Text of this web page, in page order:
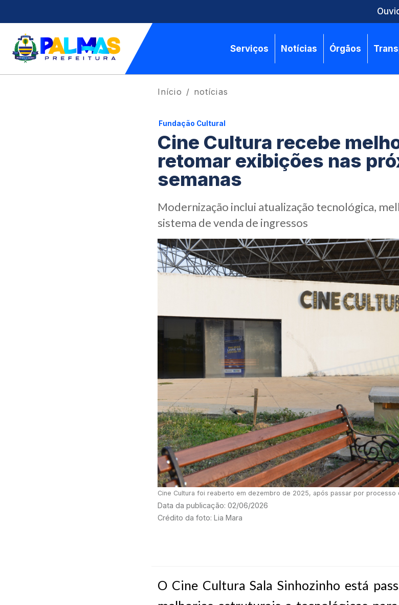
Serviços Notícias Órgãos
Início notícias
Fundação Cultural
Cine Cultura recebe
retomar exibições nas
semanas
Modernização inclui atualização tecnológica,
sistema de venda de ingressos
Cine Cultura foi reaberto em dezembro de 2025, após passar por processo
Data da publicação: 02/06/2026
Crédito da foto: Lia Mara
O Cine Cultura Sala Sinhozinho está